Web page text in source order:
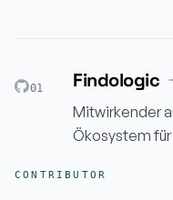
01 Findologic
Mitwirkender
Ökosystem
CONTRIBUTOR